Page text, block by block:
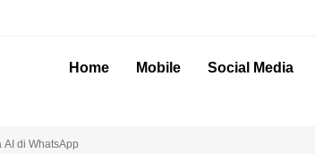
Home Mobile Social Media
di WhatsApp